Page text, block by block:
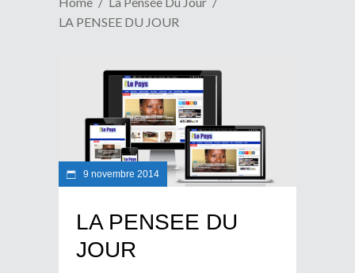
LA PENSEE DU JOUR
9 novembre 2014
LA PENSEE DU
JOUR